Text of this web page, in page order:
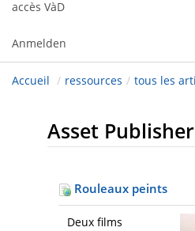
accès VàD
Anmelden
Accueil / ressources / tous les
Asset Publisher
Rouleaux peints
Deux films